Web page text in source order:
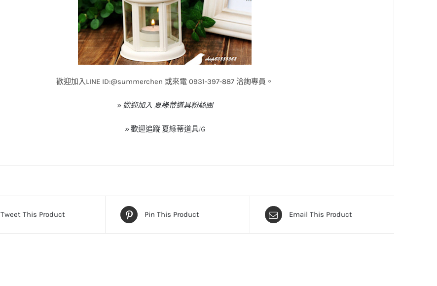
歡迎加入LINE ID:@summerchen 或來電 0931-397-887 洽詢專員。
» 歡迎加入 夏綠蒂道具粉絲團
»歡迎追蹤 夏綠蒂道具IG
Tweet This Product Pin This Product Email This Product